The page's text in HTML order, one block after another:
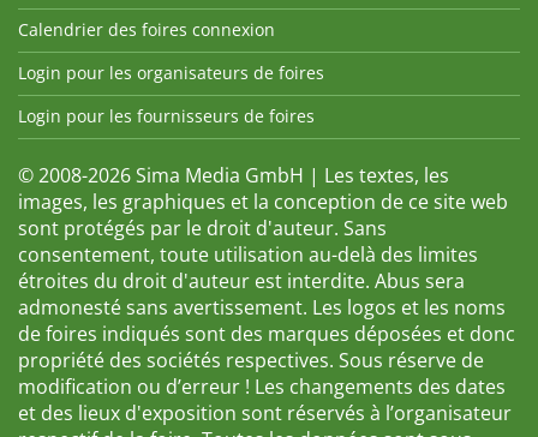
Calendrier des foires connexion
Login pour les organisateurs de foires
Login pour les fournisseurs de foires
© 2008-2026 Sima Media GmbH | Les textes, les
images, les graphiques et la conception de ce site web
sont protégés par le droit d'auteur. Sans
consentement, toute utilisation au-delà des limites
étroites du droit d'auteur est interdite. Abus sera
admonesté sans avertissement. Les logos et les noms
de foires indiqués sont des marques déposées et donc
propriété des sociétés respectives. Sous réserve de
modification ou d’erreur ! Les changements des dates
et des lieux d'exposition sont réservés à l’organisateur